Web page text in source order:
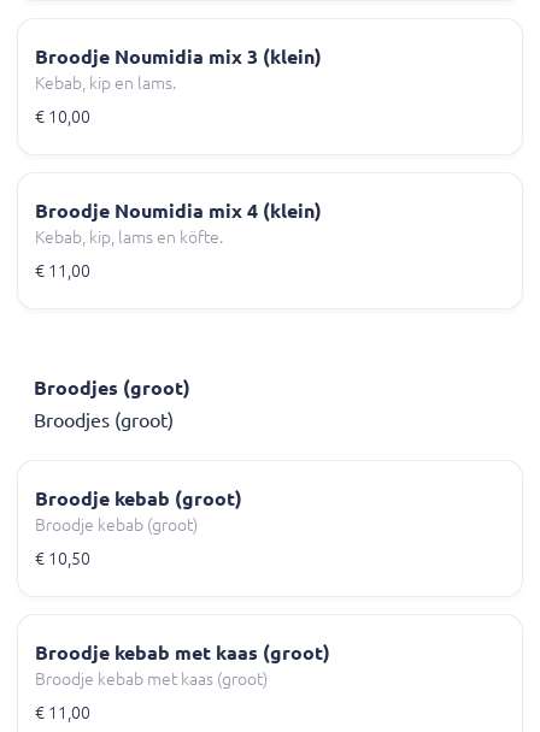
Broodje Noumidia mix 3 (klein)
Kebab, kip en lams.
€ 10,00
Broodje Noumidia mix 4 (klein)
Kebab, kip, lams en köfte.
€ 11,00
Broodjes (groot)
Broodjes (groot)
Broodje kebab (groot)
Broodje kebab (groot)
€ 10,50
Broodje kebab met kaas (groot)
Broodje kebab met kaas (groot)
€ 11,00